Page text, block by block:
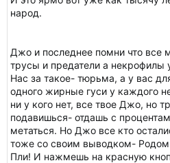
народ.
Джо и последнее помни что
трусы и предатели а
Нас за такое- тюрьма, а у вас
одного жирные гуси у каждого
ни у кого нет, все твое Джо, но
подавишься- отдашь с
метаться. Но Джо все кто
тоже со своим выводком-
Пли! И нажмешь на красную